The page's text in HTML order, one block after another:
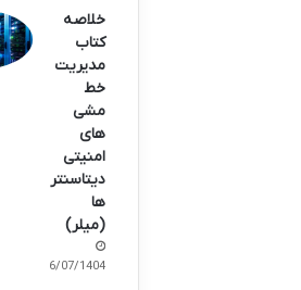
خلاصه
کتاب
مدیریت
خط
مشی
های
امنیتی
دیتاسنتر
ها
(میلر)
16/07/1404